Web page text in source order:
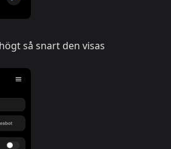
så snart den visas